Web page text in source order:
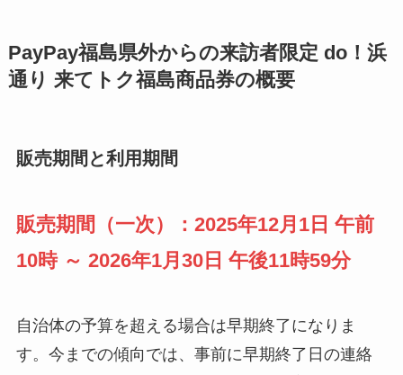
PayPay福島県外からの来訪者限定 do！浜
通り 来てトク福島商品券の概要
販売期間と利用期間
販売期間（一次）：2025年12月1日 午前
10時 ～ 2026年1月30日 午後11時59分
自治体の予算を超える場合は早期終了になりま
す。今までの傾向では、事前に早期終了日の連絡